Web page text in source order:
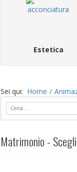
Estetica
Sei qui: Home
Cerca
Matrimonio -